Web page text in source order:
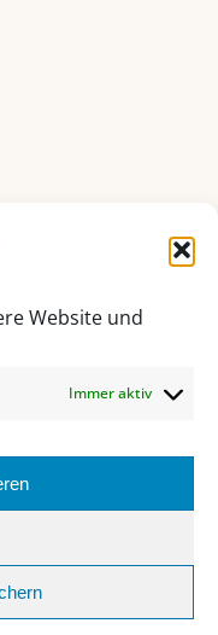
Website und
Immer aktiv
27, 4820 Bad Ischl
MS Webuntis